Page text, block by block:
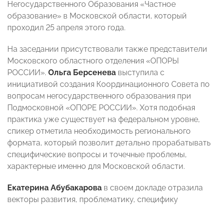
Негосударственного Образования «Частное
образование» в Московской области, который
проходил 25 апреля этого года.
На заседании присутствовали также представители
Московского областного отделения «ОПОРЫ
РОССИИ». Ольга Берсенева выступила с
инициативой создания Координационного Совета по
вопросам негосударственного образования при
Подмосковной «ОПОРЕ РОССИИ». Хотя подобная
практика уже существует на федеральном уровне,
спикер отметила необходимость регионального
формата, который позволит детально прорабатывать
специфические вопросы и точечные проблемы,
характерные именно для Московской области.
Екатерина Абубакарова в своем докладе отразила
векторы развития, проблематику, специфику